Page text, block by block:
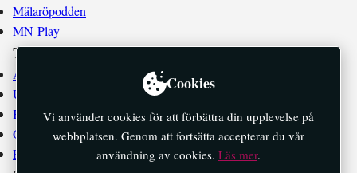
Mälaröpodden
MN-Play
Tidningen
Annonsera
Utgivningsplan
Kontakta oss
Om oss
E-tidningar
Cookies
Vi använder cookies för att förbättra din upplevelse på
webbplatsen. Genom att fortsätta accepterar du vår
användning av cookies. Läs mer.